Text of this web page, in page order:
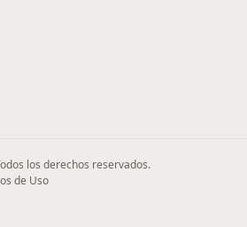
los derechos reservados.
de Uso